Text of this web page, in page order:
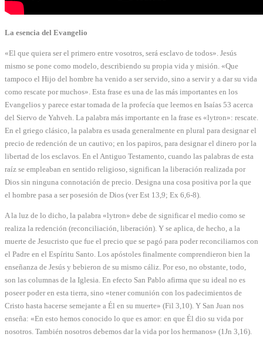
La esencia del Evangelio
«El que quiera ser el primero entre vosotros, será esclavo de todos». Jesús
mismo se pone como modelo, describiendo su propia vida y misión. «Que
tampoco el Hijo del hombre ha venido a ser servido, sino a servir y a dar su vida
como rescate por muchos». Esta frase es una de las más importantes en los
Evangelios y parece estar tomada de la profecía que leemos en Isaías 53 acerca
del Siervo de Yahveh. La palabra más importante en la frase es «lytron»: rescate.
En el griego clásico, la palabra es usada generalmente en plural para designar el
precio de redención de un cautivo; en los papiros, para designar el dinero por la
libertad de los esclavos. En el Antiguo Testamento, cuando las palabras de esta
raíz se empleaban en sentido religioso, significan la liberación realizada por
Dios sin ninguna connotación de precio. Designa una cosa positiva por la que
el hombre pasa a ser posesión de Dios (ver Est 13,9; Ex 6,6-8).
A la luz de lo dicho, la palabra «lytron» debe de significar el medio como se
realiza la redención (reconciliación, liberación). Y se aplica, de hecho, a la
muerte de Jesucristo que fue el precio que se pagó para poder reconciliarnos con
el Padre en el Espíritu Santo. Los apóstoles finalmente comprendieron bien la
enseñanza de Jesús y bebieron de su mismo cáliz. Por eso, no obstante, todo,
son las columnas de la Iglesia. En efecto San Pablo afirma que su ideal no es
poseer poder en esta tierra, sino «tener comunión con los padecimientos de
Cristo hasta hacerse semejante a Él en su muerte» (Fil 3,10). Y San Juan nos
enseña: «En esto hemos conocido lo que es amor: en que Él dio su vida por
nosotros. También nosotros debemos dar la vida por los hermanos» (1Jn 3,16).